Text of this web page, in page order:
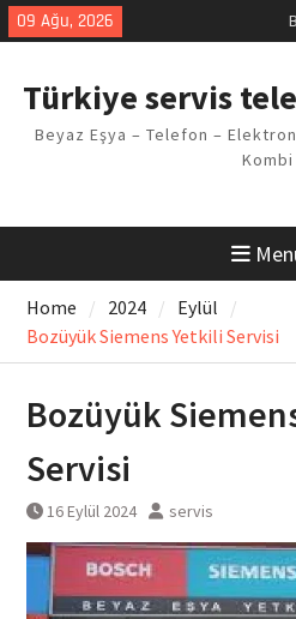
Skip
to
09 Ağu, 2026
Türkiye servis
Beyaz Eşya – Telefon –
Kombi
Home 2024
Eylül
Bozüyük Siemens Yetkili Servisi
Bozüyük
Servisi
16 Eylül 2024 servis